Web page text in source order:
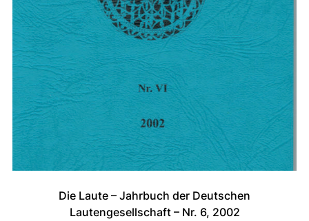
Die Laute – Jahrbuch der Deutschen
Lautengesellschaft – Nr. 6, 2002